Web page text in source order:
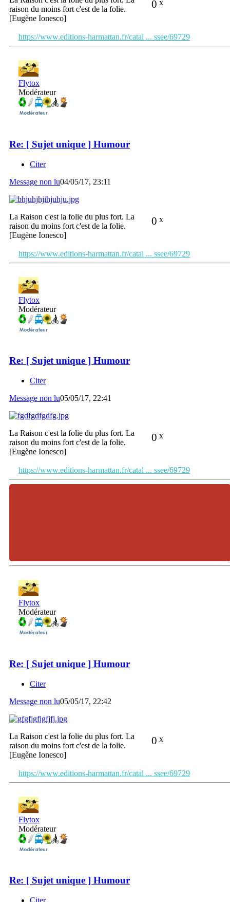
0 x
raison du moins fort c'est de la folie.
[Eugène Ionesco]
https://www.editions-harmattan.fr/catal ... ssee/69729
Flytox
Modérateur
Re: [ Sujet unique ] Humour
Citer
Message non lu04/05/17, 23:11
0 x
La Raison c'est la folie du plus fort. La
raison du moins fort c'est de la folie.
[Eugène Ionesco]
https://www.editions-harmattan.fr/catal ... ssee/69729
Flytox
Modérateur
Re: [ Sujet unique ] Humour
Citer
Message non lu05/05/17, 22:41
0 x
La Raison c'est la folie du plus fort. La
raison du moins fort c'est de la folie.
[Eugène Ionesco]
https://www.editions-harmattan.fr/catal ... ssee/69729
Flytox
Modérateur
Re: [ Sujet unique ] Humour
Citer
Message non lu05/05/17, 22:42
0 x
La Raison c'est la folie du plus fort. La
raison du moins fort c'est de la folie.
[Eugène Ionesco]
https://www.editions-harmattan.fr/catal ... ssee/69729
Flytox
Modérateur
Re: [ Sujet unique ] Humour
Citer